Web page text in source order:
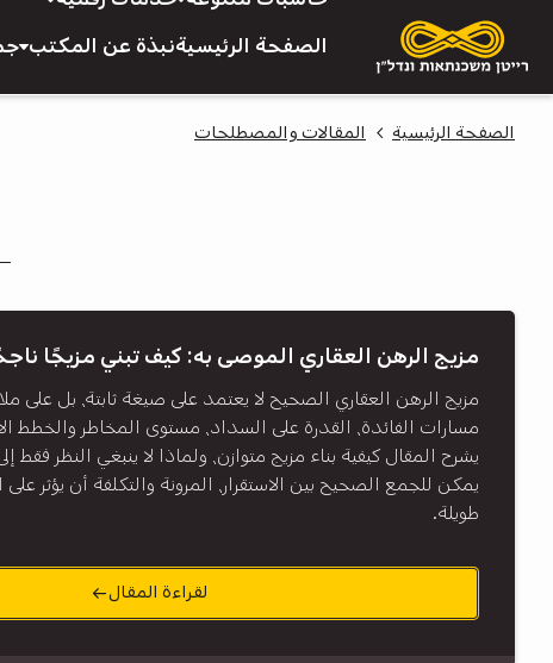
الصفحة الرئيسيةنبذة عن المكتب
الصفحة الرئيسية المقالات والمصطلحات
مزيج الرهن العقاري الموصى به: كيف تبني مزيجًا
مزيج الرهن العقاري الصحيح لا يعتمد على صيغة ثابتة، بل على
مسارات الفائدة، القدرة على السداد، مستوى المخاطر والخطط
يشرح المقال كيفية بناء مزيج متوازن، ولماذا لا ينبغي النظر فقط
يمكن للجمع الصحيح بين الاستقرار، المرونة والتكلفة أن يؤثر
طويلة.
لقراءة المقال